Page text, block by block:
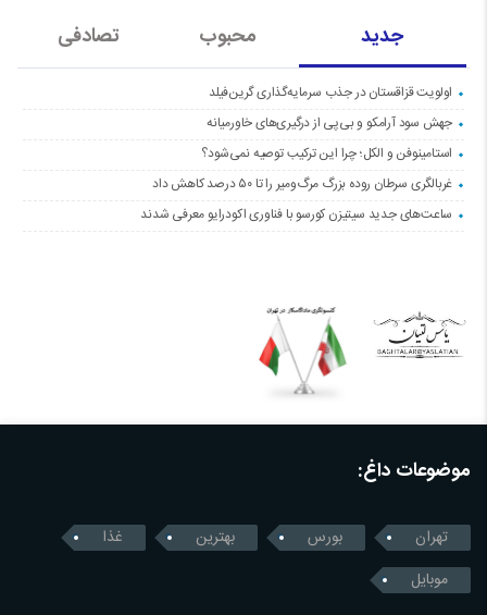
جدید محبوب تصادفی
اولویت قزاقستان در جذب سرمایه‌گذاری گرین‌فیلد
جهش سود آرامکو و بی‌پی از درگیری‌های خاورمیانه
استامینوفن و الکل؛ چرا این ترکیب توصیه نمی‌شود؟
غربالگری سرطان روده بزرگ مرگ‌ومیر را تا ۵۰ درصد کاهش داد
ساعت‌های جدید سیتیزن کورسو با فناوری اکودرایو معرفی شدند
موضوعات داغ:
تهران بورس بهترین
غذا
موبایل